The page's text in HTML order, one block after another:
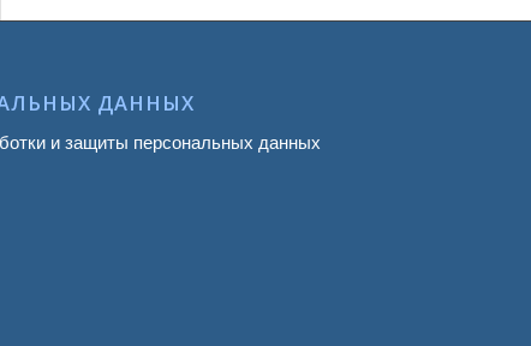
ДАННЫХ
и защиты персональных данных